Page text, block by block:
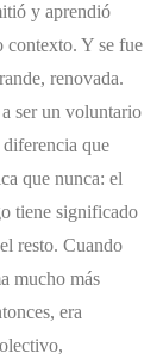
y aprendió
contexto. Y se fue
renovada.
ser un voluntario
que
que nunca: el
tiene significado
resto. Cuando
mucho más
era